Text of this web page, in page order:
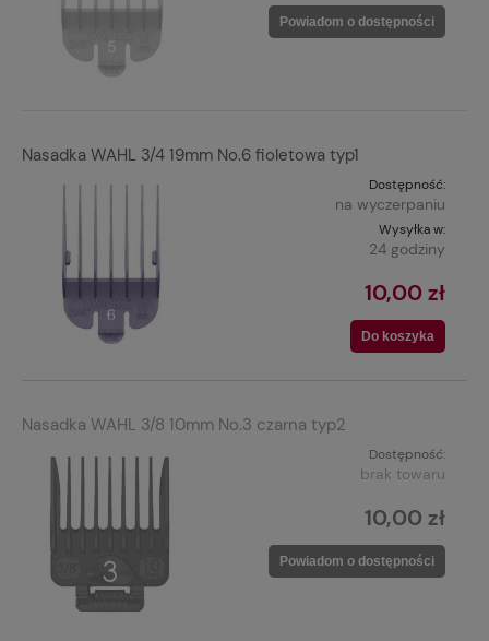
Powiadom o dostępności
Nasadka WAHL 3/4 19mm No.6 fioletowa typ1
Dostępność:
na wyczerpaniu
Wysyłka w:
24 godziny
10,00 zł
Do koszyka
Nasadka WAHL 3/8 10mm No.3 czarna typ2
Dostępność:
brak towaru
10,00 zł
Powiadom o dostępności